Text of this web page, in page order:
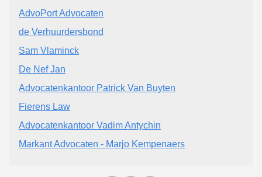
AdvoPort Advocaten
de Verhuurdersbond
Sam Vlaminck
De Nef Jan
Advocatenkantoor Patrick Van Buyten
Fierens Law
Advocatenkantoor Vadim Antychin
Markant Advocaten - Marjo Kempenaers